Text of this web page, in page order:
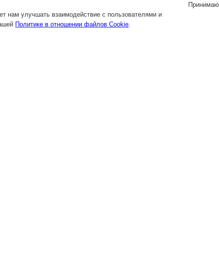
нам улучшать взаимодействие с пользователями и
Политике в отношении файлов Cookie.
Принимаю